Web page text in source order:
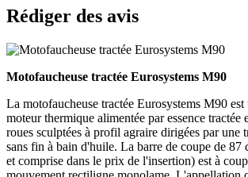
Rédiger des avis
Motofaucheuse tractée Eurosystems M90
La motofaucheuse tractée Eurosystems M90 est
moteur thermique alimentée par essence tractée
roues sculptées à profil agraire dirigées par une
sans fin à bain d'huile. La barre de coupe de 87
et comprise dans le prix de l'insertion) est à